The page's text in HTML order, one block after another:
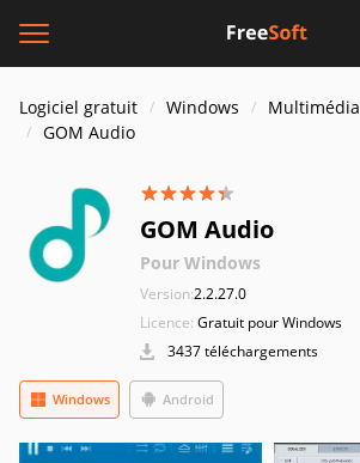
Logiciel gratuit Windows Multimédia
GOM Audio
GOM Audio
Pour Windows
Version:2.2.27.0
Licence: Gratuit pour Windows
3437 téléchargements
Windows Android